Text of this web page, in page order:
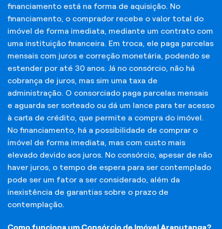
financiamento está na forma de aquisição. No
financiamento, o comprador recebe o valor total do
imóvel de forma imediata, mediante um contrato com
uma instituição financeira. Em troca, ele paga parcelas
mensais com juros e correção monetária, podendo se
estender por até 30 anos. Já no consórcio, não há
cobrança de juros, mas sim uma taxa de
administração. O consorciado paga parcelas mensais
e aguarda ser sorteado ou dá um lance para ter acesso
à carta de crédito, que permite a compra do imóvel.
No financiamento, há a possibilidade de comprar o
imóvel de forma imediata, mas com custo mais
elevado devido aos juros. No consórcio, apesar de não
haver juros, o tempo de espera para ser contemplado
pode ser um fator a ser considerado, além da
inexistência de garantias sobre o prazo de
contemplação.